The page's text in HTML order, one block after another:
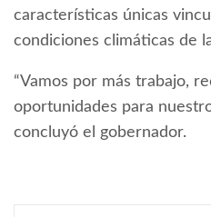
características únicas
condiciones climáticas de
“Vamos por más trabajo,
oportunidades para
concluyó el gobernador.